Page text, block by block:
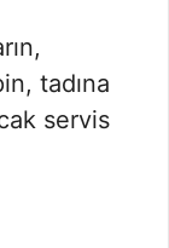
tadına
servis